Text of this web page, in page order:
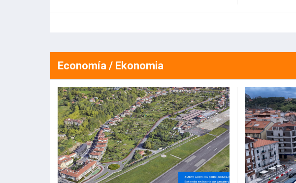
ejemplo de cómo la especialización sectorial
digitalización
Economía / Ekonomia